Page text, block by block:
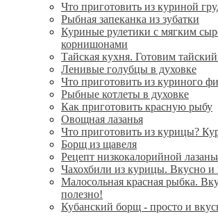
Что приготовить из куриной
Рыбная запеканка из зубатки
Куриные рулетики с мягким
корнишонами
Тайская кухня. Готовим тайский
Ленивые голубцы в духовке
Что приготовить из куриного
Рыбные котлеты в духовке
Как приготовить красную рыбу
Овощная лазанья
Что приготовить из курицы?
Борщ из щавеля
Рецепт низкокалорийной
Чахохбили из курицы. Вкусно и
Малосольная красная рыбка.
полезно!
Кубанский борщ - просто и